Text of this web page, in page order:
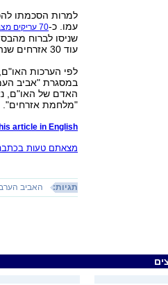
למרות הסכמתו
עמו. כ-70 עריקים מצבא סוריה נורו למוות
שניסו לברוח
עוד 30 אזרחים שנהרגו מאש כוחות הביטחון ברחבי המדינה.
לפי הערכות
האדם של האו"ם,
"מלחמת אזרחים".
article in English
מצאתם טעות
תגיות: האביב